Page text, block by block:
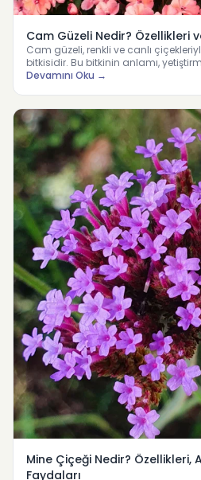
Cam Güzeli Nedir? Özellikleri
Cam güzeli, renkli ve canlı
bitkisidir. Bu bitkinin anlamı,
Devamını Oku →
Mine Çiçeği Nedir? Özellikleri,
Faydaları